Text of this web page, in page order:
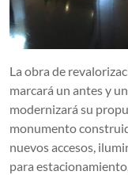
La obra de
marcará un antes y
modernizará su
monumento
nuevos accesos,
para